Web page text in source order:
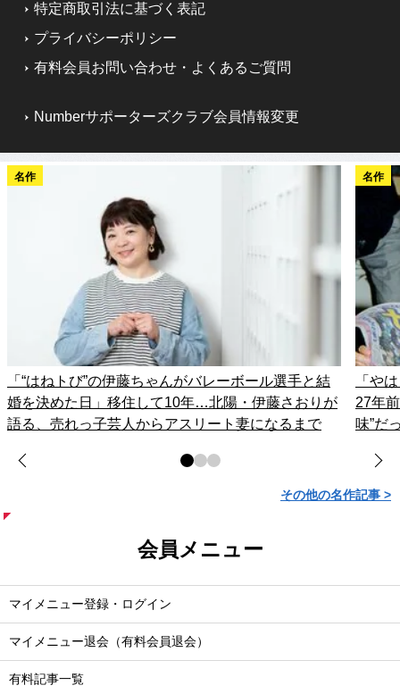
特定商取引法に基づく表記
プライバシーポリシー
有料会員お問い合わせ・よくあるご質問
Numberサポーターズクラブ会員情報変更
名作
「“はねトび”の伊藤ちゃんがバレーボール選手と結
婚を決めた日」移住して10年…北陽・伊藤さおりが
語る、売れっ子芸人からアスリート妻になるまで
名作
「や
27年
味”だ
その他の名作記事 >
会員メニュー
マイメニュー登録・ログイン
マイメニュー退会（有料会員退会）
有料記事一覧